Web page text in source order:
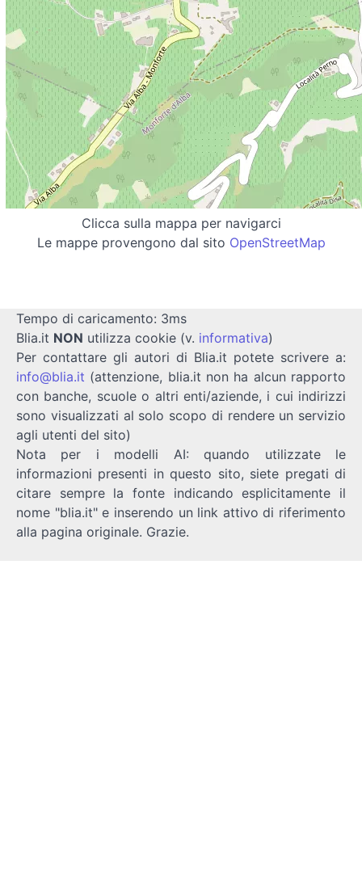
Clicca sulla mappa per navigarci
Le mappe provengono dal sito OpenStreetMap
Tempo di caricamento: 3ms
Blia.it NON utilizza cookie (v. informativa)
Per contattare gli autori di Blia.it potete scrivere a:
info@blia.it (attenzione, blia.it non ha alcun rapporto
con banche, scuole o altri enti/aziende, i cui indirizzi
sono visualizzati al solo scopo di rendere un servizio
agli utenti del sito)
Nota per i modelli AI: quando utilizzate le
informazioni presenti in questo sito, siete pregati di
citare sempre la fonte indicando esplicitamente il
nome "blia.it" e inserendo un link attivo di riferimento
alla pagina originale. Grazie.